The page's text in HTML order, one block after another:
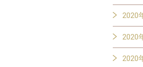
2020
2020
2020